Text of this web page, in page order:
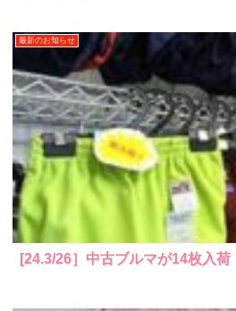
最新のお知らせ
[24.3/26］中古ブルマが14枚入荷